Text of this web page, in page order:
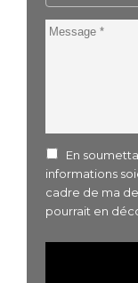
Message
En
informations
cadre de ma
pourrait en